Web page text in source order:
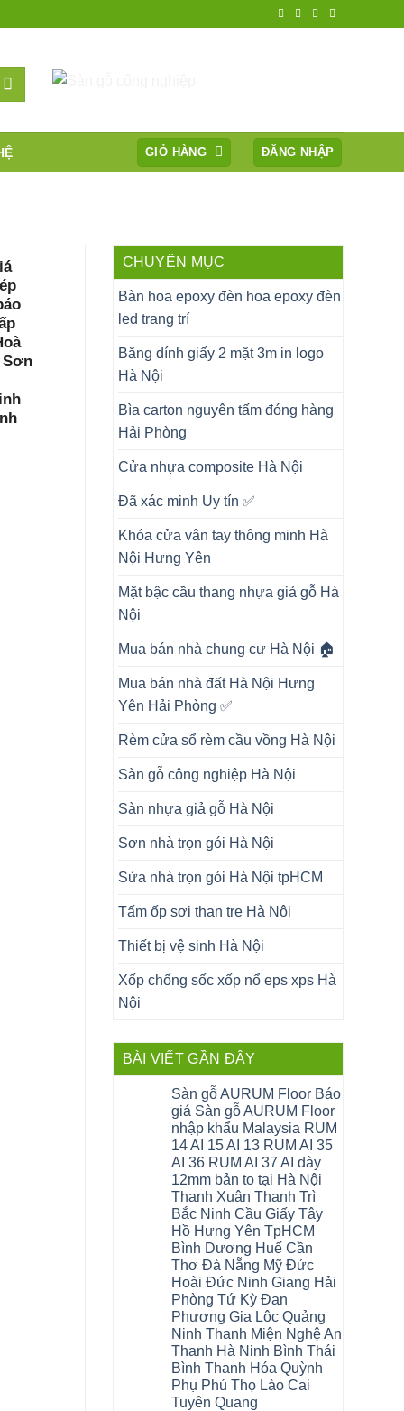
GIỎ HÀNG ĐĂNG NHẬP
Sơn
CHUYÊN MỤC
Bàn hoa epoxy đèn hoa epoxy đèn
led trang trí
Băng dính giấy 2 mặt 3m in logo
Hà Nội
Bìa carton nguyên tấm đóng hàng
Hải Phòng
Cửa nhựa composite Hà Nội
Đã xác minh Uy tín ✅
Khóa cửa vân tay thông minh Hà
Nội Hưng Yên
Mặt bậc cầu thang nhựa giả gỗ Hà
Nội
Mua bán nhà chung cư Hà Nội 🏠
Mua bán nhà đất Hà Nội Hưng
Yên Hải Phòng ✅
Rèm cửa sổ rèm cầu vồng Hà Nội
Sàn gỗ công nghiệp Hà Nội
Sàn nhựa giả gỗ Hà Nội
Sơn nhà trọn gói Hà Nội
Sửa nhà trọn gói Hà Nội tpHCM
Tấm ốp sợi than tre Hà Nội
Thiết bị vệ sinh Hà Nội
Xốp chống sốc xốp nổ eps xps Hà
Nội
BÀI VIẾT GẦN ĐÂY
Sàn gỗ AURUM Floor Báo
giá Sàn gỗ AURUM Floor
nhập khẩu Malaysia RUM
14 AI 15 AI 13 RUM AI 35
AI 36 RUM AI 37 AI dày
12mm bản to tại Hà Nội
Thanh Xuân Thanh Trì
Bắc Ninh Cầu Giấy Tây
Hồ Hưng Yên TpHCM
Bình Dương Huế Cần
Thơ Đà Nẵng Mỹ Đức
Hoài Đức Ninh Giang Hải
Phòng Tứ Kỳ Đan
Phượng Gia Lộc Quảng
Ninh Thanh Miện Nghệ An
Thanh Hà Ninh Bình Thái
Bình Thanh Hóa Quỳnh
Phụ Phú Thọ Lào Cai
Tuyên Quang